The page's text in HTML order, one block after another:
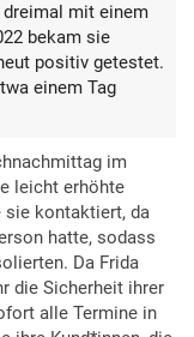
dreimal mit einem
bekam sie
positiv getestet.
einem Tag
im
leicht erhöhte
sie kontaktiert, da
hatte, sodass
Da Frida
die Sicherheit ihrer
alle Termine in